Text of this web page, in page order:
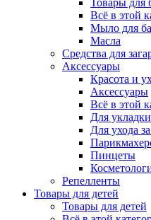
Товары для
Всё в этой
Мыло для
Масла
Средства для
Аксессуары
Красота и
Аксессуары
Всё в этой
Для
Для ухода
Пинцеты
Репелленты
Товары для детей
Товары для детей